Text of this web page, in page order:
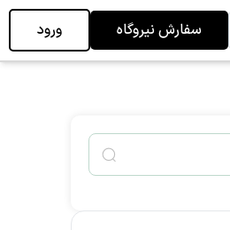
سفارش نیروگاه ورود